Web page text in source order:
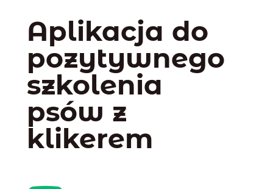
Aplikacja do
pozytywnego
szkolenia
psów z
klikerem